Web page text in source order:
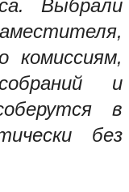
Выбрали
комиссиям,
и
в
без